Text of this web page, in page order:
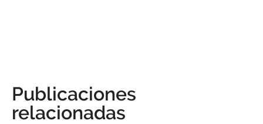
Publicaciones
relacionadas